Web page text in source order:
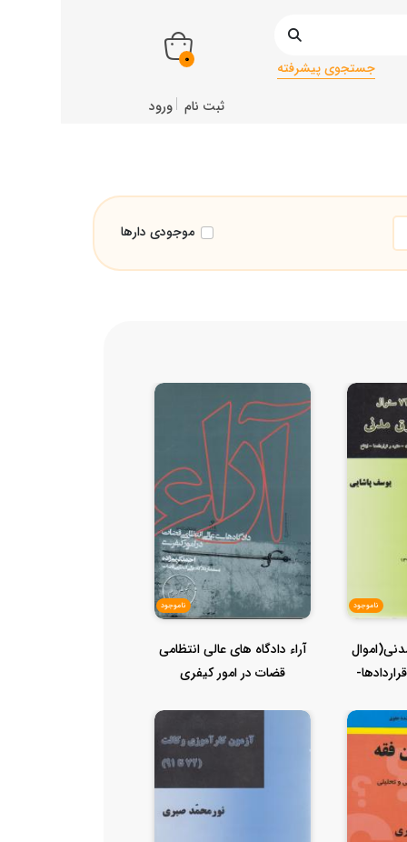
جستجوی پیشرفته 0
ثبت نام ورود
موجودی دارها
ناموجود ناموجود
آراء دادگاه های عالی انتظامی
قضات در امور کیفری